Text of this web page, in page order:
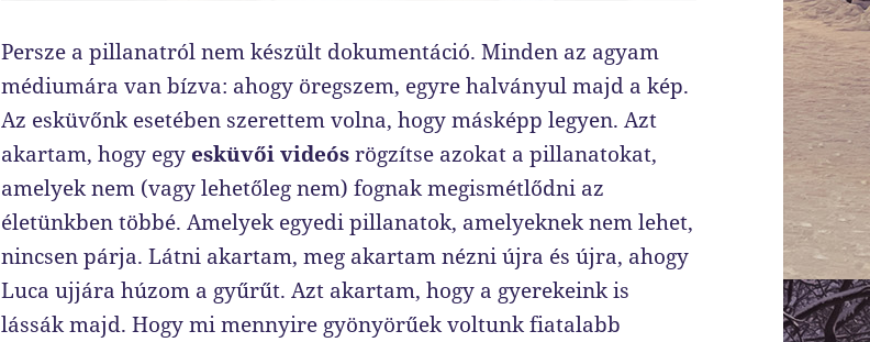
Persze a pillanatról nem készült dokumentáció. Minden az agyam
médiumára van bízva: ahogy öregszem, egyre halványul majd a kép.
Az esküvőnk esetében szerettem volna, hogy másképp legyen. Azt
akartam, hogy egy esküvői videósrögzítse azokat a pillanatokat,
amelyek nem (vagy lehetőleg nem) fognak megismétlődni az
életünkben többé. Amelyek egyedi pillanatok, amelyeknek nem lehet,
nincsen párja. Látni akartam, meg akartam nézni újra és újra, ahogy
Luca ujjára húzom a gyűrűt. Azt akartam, hogy a gyerekeink is
lássák majd. Hogy mi mennyire gyönyörűek voltunk fiatalabb